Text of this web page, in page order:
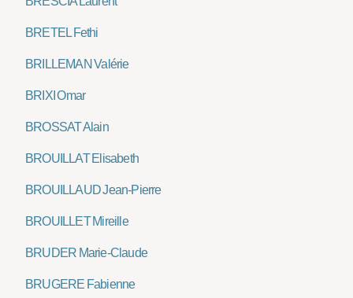
BRETEL Fethi
BRILLEMAN Valérie
BRIXI Omar
BROSSAT Alain
BROUILLAT Elisabeth
BROUILLAUD Jean-Pierre
BROUILLET Mireille
BRUDER Marie-Claude
BRUGERE Fabienne